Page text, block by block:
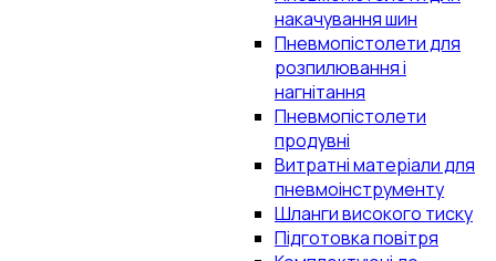
накачування шин
Пневмопістолети для
розпилювання і
нагнітання
Пневмопістолети
продувні
Витратні матеріали для
пневмоінструменту
Шланги високого тиску
Підготовка повітря